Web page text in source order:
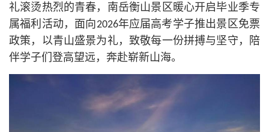
礼滚烫热烈的青春，南岳衡山景区暖心开启毕业季专
属福利活动，面向2026年应届高考学子推出景区免票
政策，以青山盛景为礼，致敬每一份拼搏与坚守，陪
伴学子们登高望远，奔赴崭新山海。